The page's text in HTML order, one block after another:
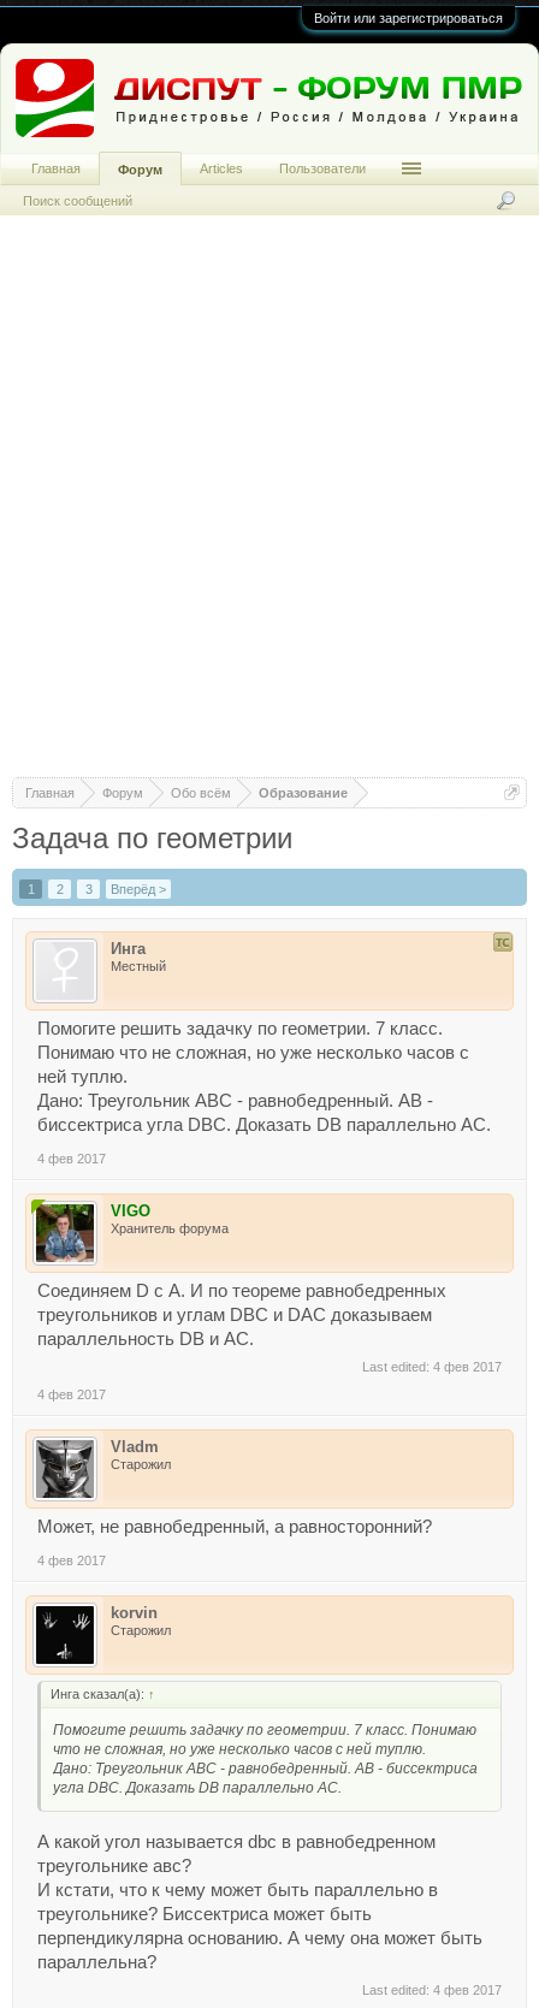
Войти или зарегистрироваться
Главная Форум Обо всём Образование
Задача по геометрии
1 2 3 Вперёд >
Инга
Местный
Помогите решить задачку по геометрии. 7 класс.
Понимаю что не сложная, но уже несколько часов с
ней туплю.
Дано: Треугольник ABC - равнобедренный. AB -
биссектриса угла DBC. Доказать DB параллельно АC.
4 фев 2017
VIGO
Хранитель форума
Соединяем D с А. И по теореме равнобедренных
треугольников и углам DBC и DAC доказываем
параллельность DB и AC.
Last edited: 4 фев 2017
4 фев 2017
Vladm
Старожил
Может, не равнобедренный, а равносторонний?
4 фев 2017
korvin
Старожил
Инга сказал(а): ↑
Помогите решить задачку по геометрии. 7 класс. Понимаю
что не сложная, но уже несколько часов с ней туплю.
Дано: Треугольник ABC - равнобедренный. AB - биссектриса
угла DBC. Доказать DB параллельно АC.
А какой угол называется dbc в равнобедренном
треугольнике авс?
И кстати, что к чему может быть параллельно в
треугольнике? Биссектриса может быть
перпендикулярна основанию. А чему она может быть
параллельна?
Last edited: 4 фев 2017
Главная Форум
Поиск сообщений
Articles Пользователи